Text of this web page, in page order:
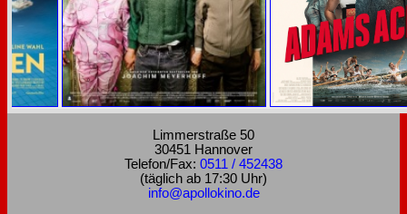
Limmerstraße 50
30451 Hannover
Telefon/Fax: 0511 / 452438
(täglich ab 17:30 Uhr)
info@apollokino.de